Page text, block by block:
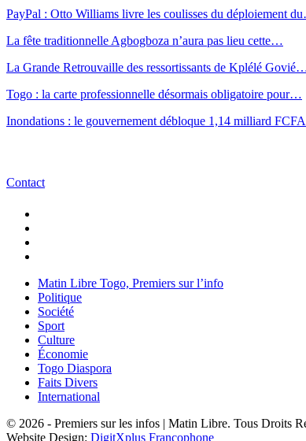
PayPal : Otto Williams livre les coulisses du déploiement
La fête traditionnelle Agbogboza n’aura pas lieu cette…
La Grande Retrouvaille des ressortissants de Kplélé
Togo : la carte professionnelle désormais obligatoire pour…
Inondations : le gouvernement débloque 1,14 milliard
Contact
Matin Libre Togo, Premiers sur l’info
Politique
Société
Sport
Culture
Économie
Togo Diaspora
Faits Divers
International
© 2026 - Premiers sur les infos | Matin Libre. Tous Droits
Website Design: DigitXplus Francophone